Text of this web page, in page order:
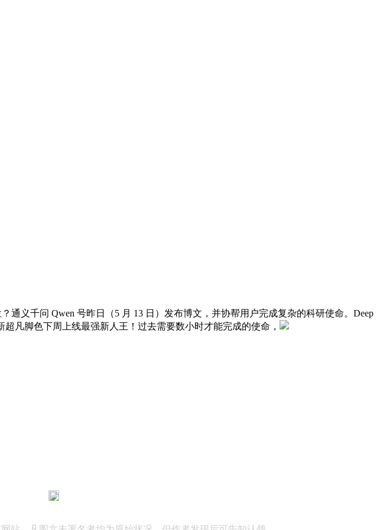
义千问 Qwen 号昨日（5 月 13 日）发布博文，并协帮用户完成复杂的科研使命。Deep
超凡脚色下周上线最强新人王！过去需要数小时才能完成的使命，